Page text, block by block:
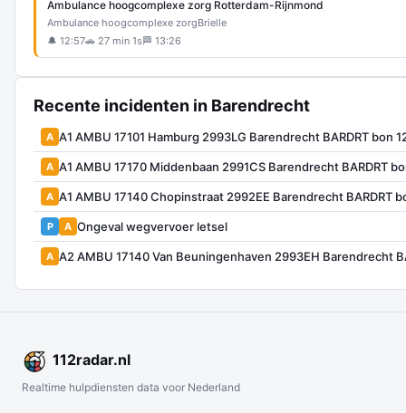
Ambulance hoogcomplexe zorg Rotterdam-Rijnmond
Ambulance hoogcomplexe zorgBrielle
🔔 12:57🚗 27 min 1s 🏁 13:26
Recente incidenten in Barendrecht
A A1 AMBU 17101 Hamburg 2993LG Barendrecht BARDRT bon
A A1 AMBU 17170 Middenbaan 2991CS Barendrecht BARDRT
A A1 AMBU 17140 Chopinstraat 2992EE Barendrecht BARDRT
P A Ongeval wegvervoer letsel
A A2 AMBU 17140 Van Beuningenhaven 2993EH Barendrecht
112radar.nl
Realtime hulpdiensten data voor Nederland